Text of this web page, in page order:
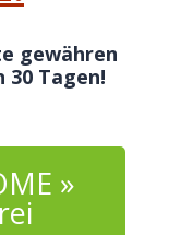
gewähren
30 Tagen!
»